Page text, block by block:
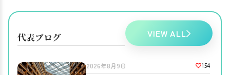
代表ブログ VIEW ALL
2026年8月9日 154